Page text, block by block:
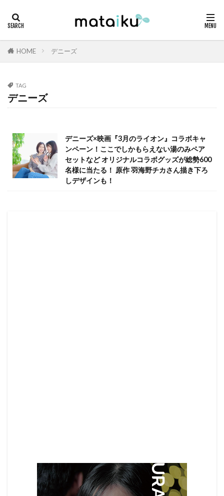
HOME デニーズ
TAG
デニーズ
デニーズ×映画『3月のライオン』コラボキャ
ンペーン！ここでしかもらえない湯のみペア
セットなど オリジナルコラボグッズが総勢600
名様に当たる！ 原作 羽海野チカさん描き下ろ
しデザインも！